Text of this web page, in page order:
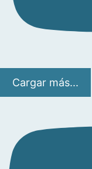
Cargar más...